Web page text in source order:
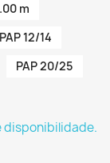
m
PAP 12/14
PAP 20/25
disponibilidade.